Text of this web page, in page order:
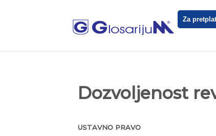
Za
Dozvoljenost
USTAVNO PRAVO